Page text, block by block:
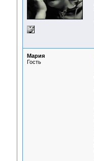
Мария
Гость